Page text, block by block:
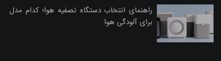
راهنمای انتخاب دستگاه تصفیه هوا؛ کدام مدل
برای آلودگی هوا